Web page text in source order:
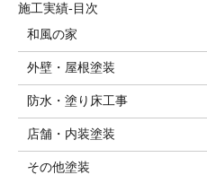
施工実績-目次
和風の家
外壁・屋根塗装
防水・塗り床工事
店舗・内装塗装
その他塗装